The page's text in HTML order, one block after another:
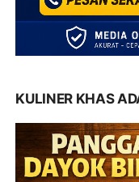
KULINER KHAS